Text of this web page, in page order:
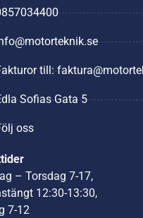
till:
Sofias Gata 5
oss
– Torsdag 7-17,
12:30-13:30,
7-12